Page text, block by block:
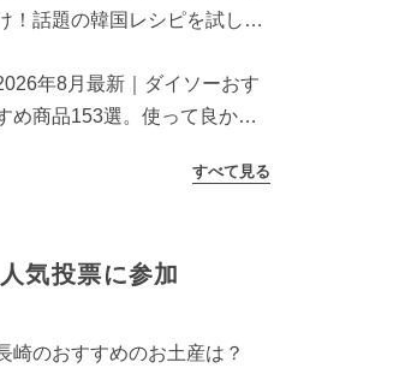
！話題の韓国レシピを試した
年8月最新｜ダイソーおす
め商品153選。使って良かっ
すべて見る
人気投票に参加
崎のおすすめのお土産は？